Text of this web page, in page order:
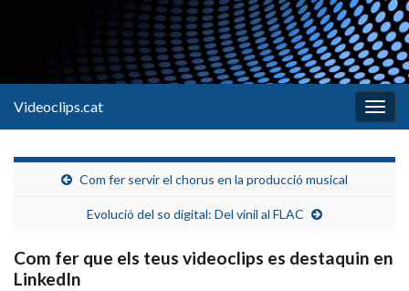
la
Videoclips.cat
Com fer servir el chorus en la producció musical
Evolució del so digital: Del vinil al FLAC
Com fer que els teus videoclips es destaquin en
LinkedIn